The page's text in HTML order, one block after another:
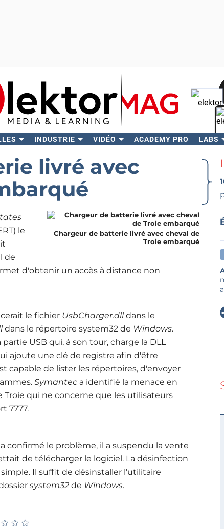
INDUSTRIE VIDÉO ACADEMY PRO LABS
livré avec
Chargeur de batterie livré avec cheval de
Troie embarqué
le
de
d'obtenir un accès à distance non
le fichier UsbCharger.dlldans le
dans le répertoire system32 de Windows.
USB qui, à son tour, charge la DLL
ajoute une clé de registre afin d'être
capable de lister les répertoires, d'envoyer
Symantec a identifié la menace en
Troie qui ne concerne que les utilisateurs
7777.
confirmé le problème, il a suspendu la vente
de télécharger le logiciel. La désinfection
Il suffit de désinstaller l'utilitaire
system32de Windows.
★ ★ ★
★ ★ ★